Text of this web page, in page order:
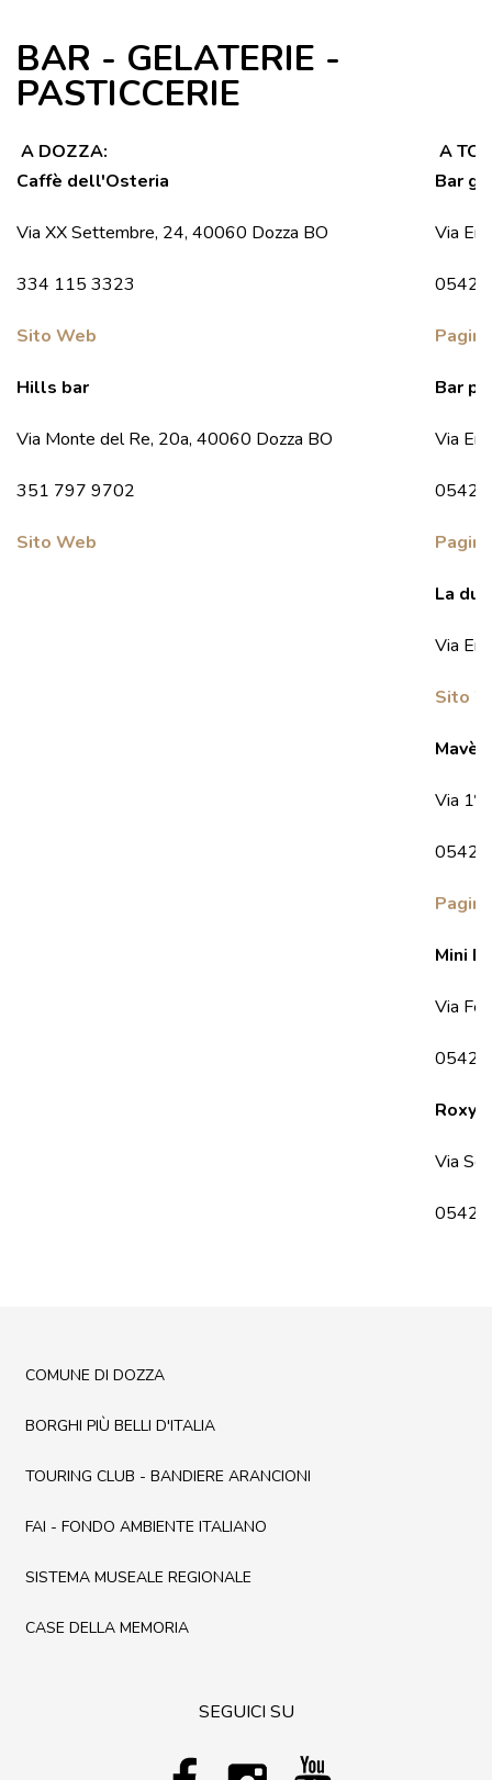
BAR - GELATERIE -
PASTICCERIE
A DOZZA:
A
Caffè dell'Osteria
Via XX Settembre, 24, 40060 Dozza BO
334 115 3323
Sito Web
Bar
Via
0542
Hills bar
Via Monte del Re, 20a, 40060 Dozza BO
351 797 9702
Sito Web
Bar
Via
0542
La
Via
Sito
Mavè
Via 1º
0542
Mini
Via
0542
Roxy
Via
0542
COMUNE DI DOZZA
BORGHI PIÙ BELLI D'ITALIA
TOURING CLUB - BANDIERE ARANCIONI
FAI - FONDO AMBIENTE ITALIANO
SISTEMA MUSEALE REGIONALE
CASE DELLA MEMORIA
SEGUICI SU